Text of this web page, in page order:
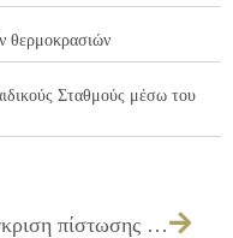
θερμοκρασιών
Σταθμούς μέσω του
Έγκριση πίστωσης για την «Ενοικίαση χημικής τουαλέτας»